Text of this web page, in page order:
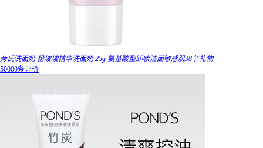
旁氏洗面奶 粉玻玻精华洗面奶 25g 氨基酸型卸妆洁面敏感肌38节礼物
50000条评价